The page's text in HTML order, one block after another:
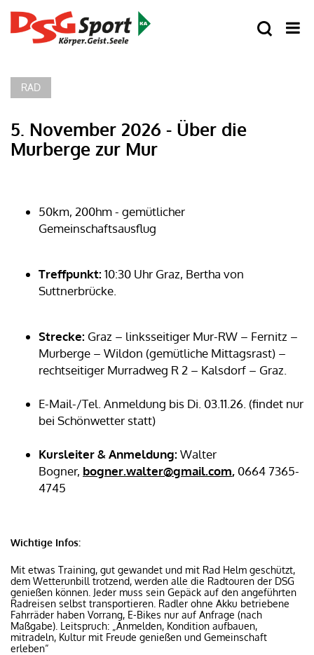
RAD
5. November 2026 - Über die
Murberge zur Mur
50km, 200hm - gemütlicher
Gemeinschaftsausflug
Treffpunkt: 10:30 Uhr Graz, Bertha von
Suttnerbrücke.
Strecke: Graz – linksseitiger Mur-RW – Fernitz –
Murberge – Wildon (gemütliche Mittagsrast) –
rechtseitiger Murradweg R 2 – Kalsdorf – Graz.
E-Mail-/Tel. Anmeldung bis Di. 03.11.26. (findet nur
bei Schönwetter statt)
Kursleiter & Anmeldung: Walter
Bogner, bogner.walter@gmail.com, 0664 7365-
4745
Wichtige Infos:
Mit etwas Training, gut gewandet und mit Rad Helm geschützt,
dem Wetterunbill trotzend, werden alle die Radtouren der DSG
genießen können. Jeder muss sein Gepäck auf den angeführten
Radreisen selbst transportieren. Radler ohne Akku betriebene
Fahrräder haben Vorrang, E-Bikes nur auf Anfrage (nach
Maßgabe). Leitspruch: „Anmelden, Kondition aufbauen,
mitradeln, Kultur mit Freude genießen und Gemeinschaft
erleben“